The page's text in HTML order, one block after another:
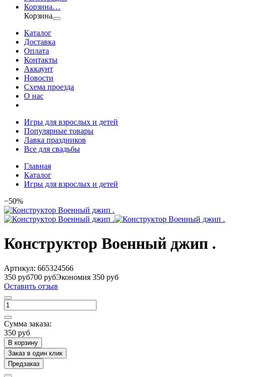
Корзина…
Корзина
Каталог
Доставка
Оплата
Контакты
Аккаунт
Новости
Схема проезда
О нас
Игры для взрослых и детей
Популярные товары
Лавка праздников
Все для свадьбы
Главная
Каталог
Игры для взрослых и детей
−50%
Конструктор Военный джип .
Артикул: 665324566
350 руб700 рубЭкономия 350 руб
Оставить отзыв
Сумма заказа:
350 руб
В корзину
Заказ в один клик
Предзаказ